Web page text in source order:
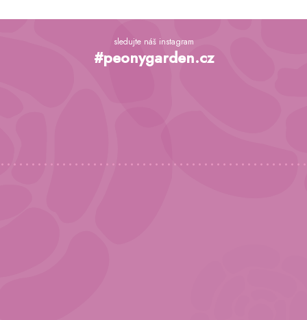
Z
sledujte náš instagram
#peonygarden.cz